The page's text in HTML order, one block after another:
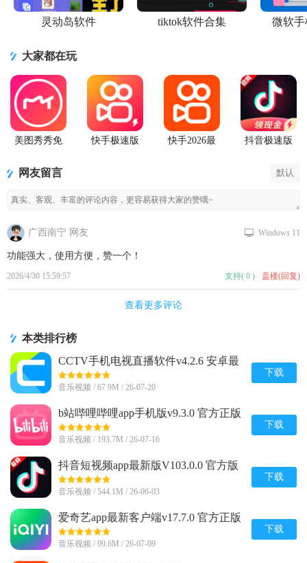
灵动岛软件 tiktok软件合集 微软手
大家都在玩
美图秀秀免
快手极速版
快手2026最
抖音极速版
网友留言 默认
广西南宁 网友
2026/4/30 15:59:57
功能强大，使用方便，赞一个！
Windows 11
支持( 0 ) 盖楼(回复)
查看更多评论
本类排行榜
CCTV手机电视直播软件v4.2.6 安卓最
新版
音乐视频 / 67.9M / 26-07-20
下载
b站哔哩哔哩app手机版v9.3.0 官方正版
音乐视频 / 193.7M / 26-07-16
下载
抖音短视频app最新版V103.0.0 官方版
音乐视频 / 544.1M / 26-06-03
下载
爱奇艺app最新客户端v17.7.0 官方正版
音乐视频 / 99.6M / 26-07-09
下载